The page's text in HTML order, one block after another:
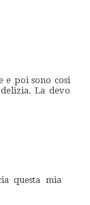
e poi sono cosi
La devo
questa mia